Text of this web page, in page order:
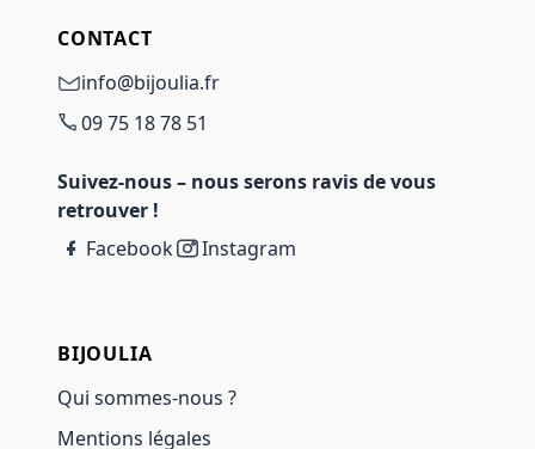
CONTACT
info@bijoulia.fr
09 75 18 78 51
Suivez-nous – nous serons ravis de vous
retrouver !
Facebook
Instagram
BIJOULIA
Qui sommes-nous ?
Mentions légales